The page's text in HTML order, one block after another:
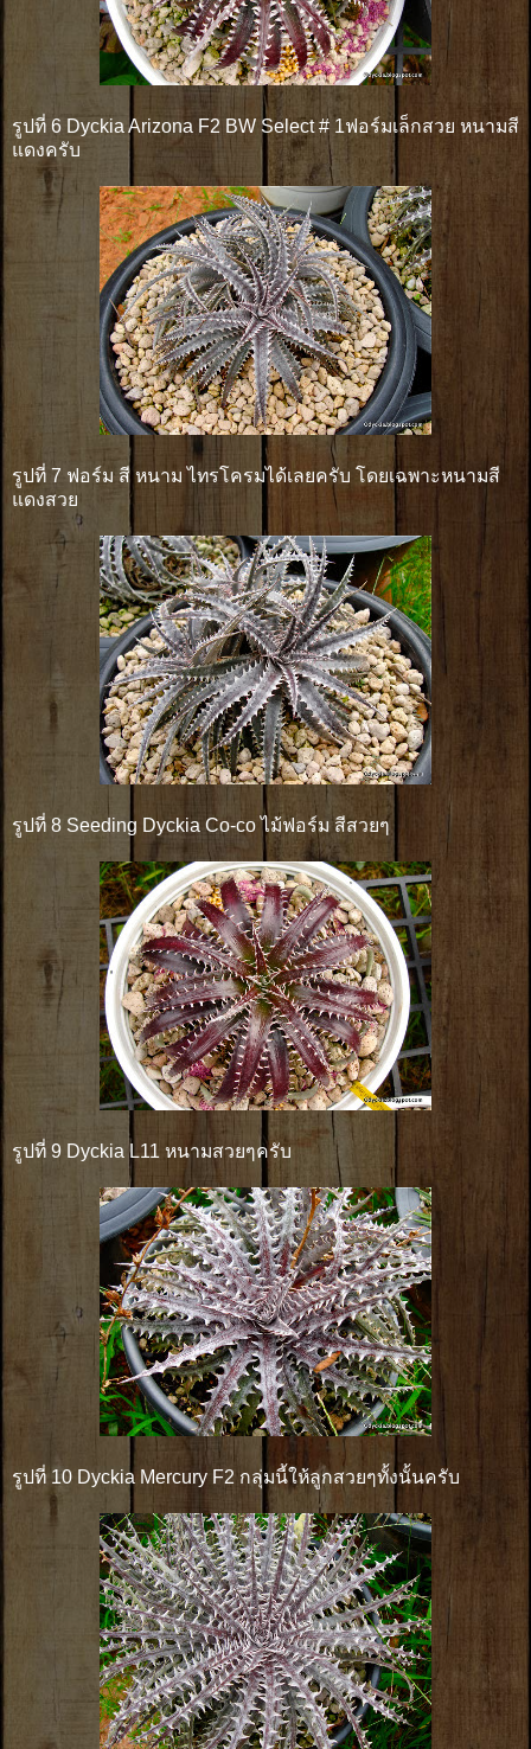
รูปที่ 6 Dyckia Arizona F2 BW Select # 1ฟอร์มเล็กสวย หนามสี
แดงครับ
รูปที่ 7 ฟอร์ม สี หนาม ไทรโครมได้เลยครับ โดยเฉพาะหนามสี
แดงสวย
รูปที่ 8 Seeding Dyckia Co-co ไม้ฟอร์ม สีสวยๆ
รูปที่ 9 Dyckia L11 หนามสวยๆครับ
รูปที่ 10 Dyckia Mercury F2 กลุ่มนี้ให้ลูกสวยๆทั้งนั้นครับ